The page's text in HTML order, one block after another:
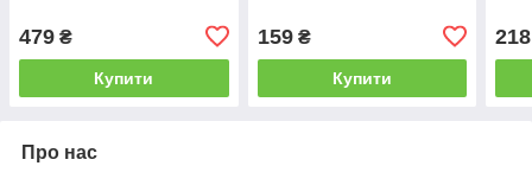
479 ₴
Купити
159₴
Купити
218
Про нас